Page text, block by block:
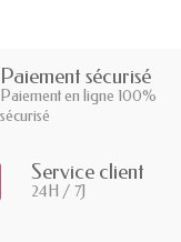
Paiement sécurisé
Paiement en ligne 100%
sécurisé
Service client
24H / 7J